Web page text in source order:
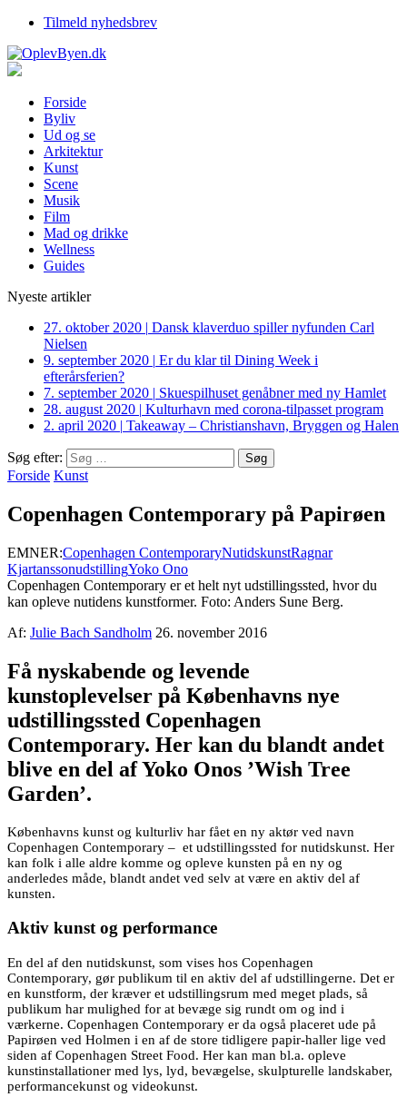
Tilmeld nyhedsbrev
Forside
Byliv
Ud og se
Arkitektur
Kunst
Scene
Musik
Film
Mad og drikke
Wellness
Guides
Nyeste artikler
27. oktober 2020 | Dansk klaverduo spiller nyfunden Carl
Nielsen
9. september 2020 | Er du klar til Dining Week i
efterårsferien?
7. september 2020 | Skuespilhuset genåbner med ny Hamlet
28. august 2020 | Kulturhavn med corona-tilpasset program
2. april 2020 | Takeaway – Christianshavn, Bryggen og Halen
Søg efter:
Forside Kunst
Copenhagen Contemporary på Papirøen
EMNER:Copenhagen ContemporaryNutidskunstRagnar
KjartanssonudstillingYoko Ono
Copenhagen Contemporary er et helt nyt udstillingssted, hvor du
kan opleve nutidens kunstformer. Foto: Anders Sune Berg.
Af: Julie Bach Sandholm 26. november 2016
Få nyskabende og levende
kunstoplevelser på Københavns nye
udstillingssted Copenhagen
Contemporary. Her kan du blandt andet
blive en del af Yoko Onos ’Wish Tree
Garden’.
Københavns kunst og kulturliv har fået en ny aktør ved navn
Copenhagen Contemporary – et udstillingssted for nutidskunst. Her
kan folk i alle aldre komme og opleve kunsten på en ny og
anderledes måde, blandt andet ved selv at være en aktiv del af
kunsten.
Aktiv kunst og performance
En del af den nutidskunst, som vises hos Copenhagen
Contemporary, gør publikum til en aktiv del af udstillingerne. Det er
en kunstform, der kræver et udstillingsrum med meget plads, så
publikum har mulighed for at bevæge sig rundt om og ind i
værkerne. Copenhagen Contemporary er da også placeret ude på
Papirøen ved Holmen i en af de store tidligere papir-haller lige ved
siden af Copenhagen Street Food. Her kan man bl.a. opleve
kunstinstallationer med lys, lyd, bevægelse, skulpturelle landskaber,
performancekunst og videokunst.